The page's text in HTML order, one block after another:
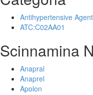
Antihypertensive
ATC:C02AA01
Scinnamina
Anapral
Anaprel
Apolon